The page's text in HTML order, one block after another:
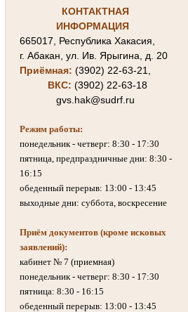
КОНТАКТНАЯ
ИНФОРМАЦИЯ
665017, Республика Хакасия,
г. Абакан, ул. Ив. Ярыгина, д. 20
Приёмная: (3902) 22-63-21,
ВКС: (3902) 22-63-18
gvs.hak@sudrf.ru
Режим работы:
понедельник - четверг: 8:30 - 17:30
пятница, предпраздничные дни: 8:30 -
16:15
обеденный перерыв: 13:00 - 13:45
выходные дни: суббота, воскресение
Приём документов (кроме исковых
заявлений):
кабинет № 7 (приемная)
понедельник - четверг: 8:30 - 17:30
пятница: 8:30 - 16:15
обеденный перерыв: 13:00 - 13:45